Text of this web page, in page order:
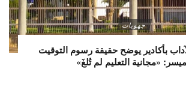
جهويات
بأكادير يوضح حقيقة رسوم التوقيت
«مجانية التعليم لم تُلغَ»